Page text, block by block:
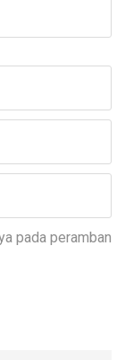
pada peramban